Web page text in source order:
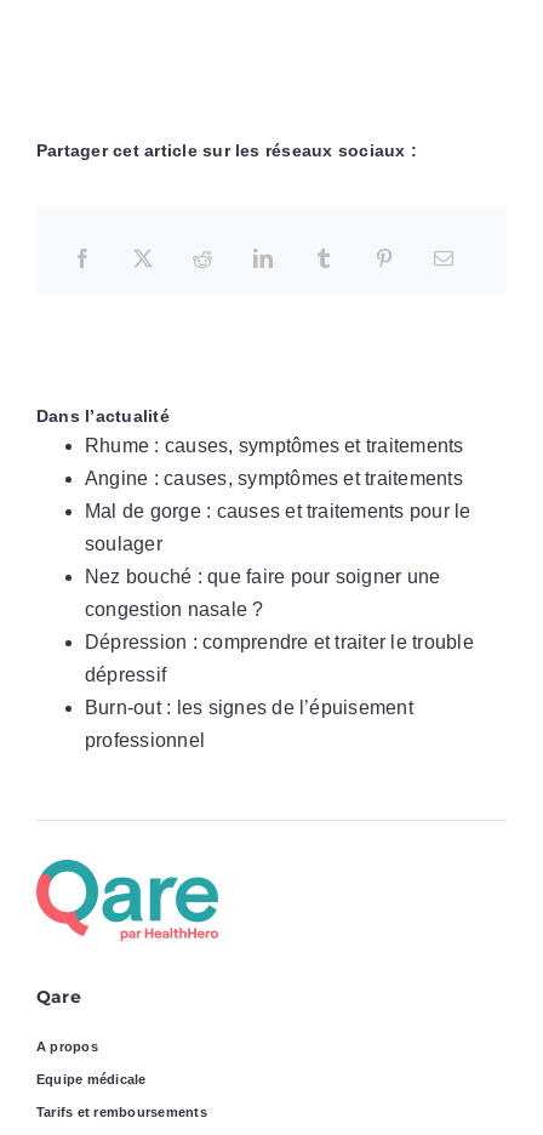
Partager cet article sur les réseaux sociaux :
Dans l’actualité
Rhume : causes, symptômes et traitements
Angine : causes, symptômes et traitements
Mal de gorge : causes et traitements pour le
soulager
Nez bouché : que faire pour soigner une
congestion nasale ?
Dépression : comprendre et traiter le trouble
dépressif
Burn-out : les signes de l’épuisement
professionnel
Qare
A propos
Equipe médicale
Tarifs et remboursements